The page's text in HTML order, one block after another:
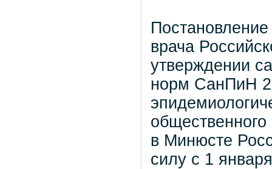
Постановление
врача
утверждении
норм СанПиН
в Минюсте
силу с 1